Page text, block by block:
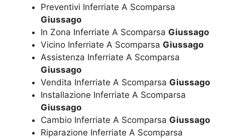
Preventivi Inferriate A Scomparsa
Giussago
In Zona Inferriate A Scomparsa Giussago
Vicino Inferriate A Scomparsa Giussago
Assistenza Inferriate A Scomparsa
Giussago
Vendita Inferriate A Scomparsa Giussago
Installazione Inferriate A Scomparsa
Giussago
Cambio Inferriate A Scomparsa Giussago
Riparazione Inferriate A Scomparsa